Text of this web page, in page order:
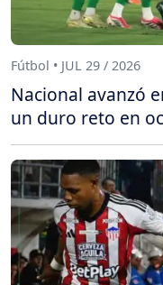
Fútbol • JUL 29 / 2026
Nacional avanzó
un duro reto en